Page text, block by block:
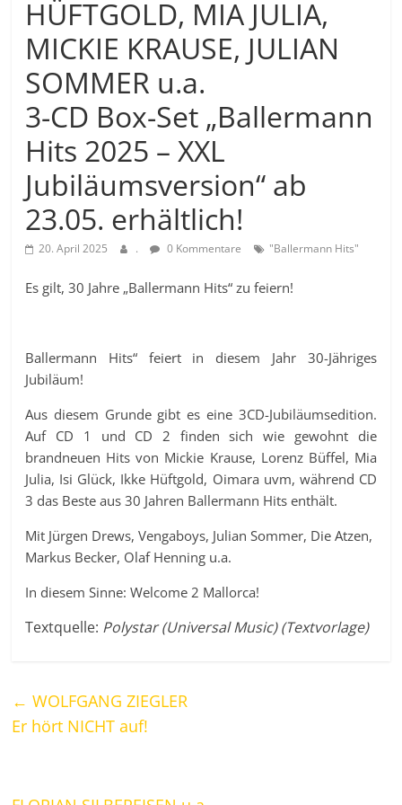
HÜFTGOLD, MIA JULIA,
MICKIE KRAUSE, JULIAN
SOMMER u.a.
3-CD Box-Set „Ballermann
Hits 2025 – XXL
Jubiläumsversion“ ab
23.05. erhältlich!
20. April 2025 . 0 Kommentare "Ballermann Hits"
Es gilt, 30 Jahre „Ballermann Hits“ zu feiern!
Ballermann Hits“ feiert in diesem Jahr 30-Jähriges
Jubiläum!
Aus diesem Grunde gibt es eine 3CD-Jubiläumsedition.
Auf CD 1 und CD 2 finden sich wie gewohnt die
brandneuen Hits von Mickie Krause, Lorenz Büffel, Mia
Julia, Isi Glück, Ikke Hüftgold, Oimara uvm, während CD
3 das Beste aus 30 Jahren Ballermann Hits enthält.
Mit Jürgen Drews, Vengaboys, Julian Sommer, Die Atzen,
Markus Becker, Olaf Henning u.a.
In diesem Sinne: Welcome 2 Mallorca!
Textquelle: Polystar (Universal Music) (Textvorlage)
← WOLFGANG ZIEGLER
Er hört NICHT auf!